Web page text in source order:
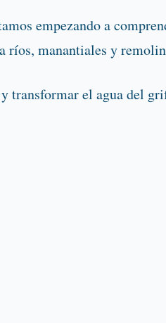
empezando a
manantiales y
transformar el agua del